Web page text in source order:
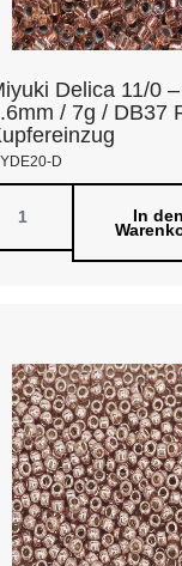
Delica 11/0 –
/ 7g / DB37
D
In den